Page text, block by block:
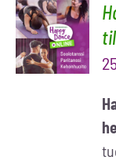
TILAA
NYT /
LISÄTIEDOT